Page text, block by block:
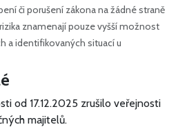
či porušení zákona na žádné straně
znamenají pouze vyšší možnost
a identifikovaných situací u
od 17.12.2025 zrušilo veřejnosti
majitelů.